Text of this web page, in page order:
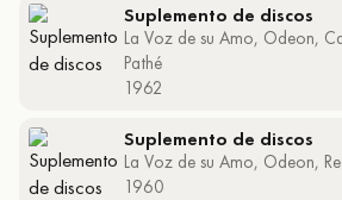
Suplemento de discos
La Voz de su Amo, Odeon,
Pathé
1962
Suplemento de discos
La Voz de su Amo, Odeon,
1960